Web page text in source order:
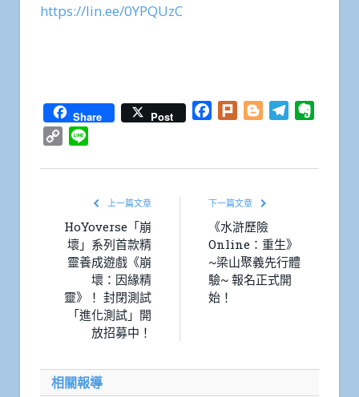
https://lin.ee/0YPQUzC
Share Post Facebook
Plurk BloggerTelegram
Copy
上一篇文章
HoYoverse「崩
壞」系列首款精
靈養成遊戲《崩
壞：因緣精
靈》！ 封閉測試
「進化測試」開
放招募中！
下一篇文章
《水滸歷險
Online：重生》
~梁山聚義先行體
驗~ 報名正式開
始！
相關報導